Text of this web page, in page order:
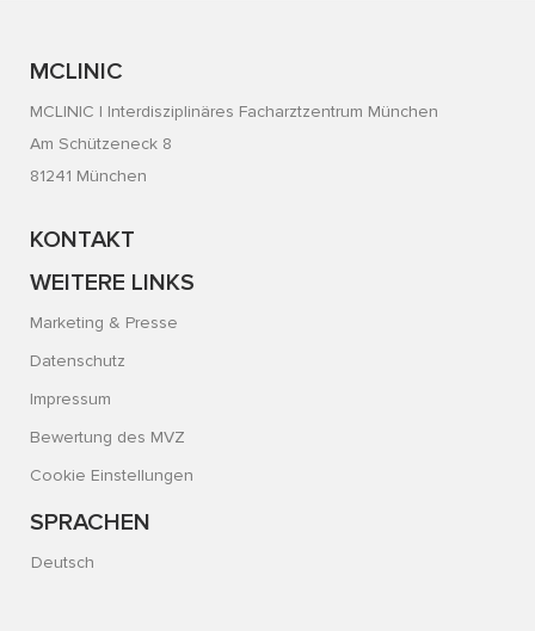
MCLINIC
MCLINIC | Interdisziplinäres Facharztzentrum München
Am Schützeneck 8
81241 München
KONTAKT
WEITERE LINKS
Marketing & Presse
Datenschutz
Impressum
Bewertung des MVZ
Cookie Einstellungen
SPRACHEN
Deutsch